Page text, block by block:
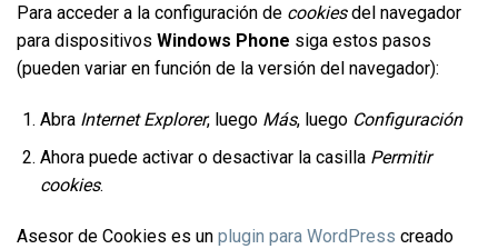
Para acceder a la configuración de cookiesdel navegador
para dispositivos Windows Phone siga estos pasos
(pueden variar en función de la versión del navegador):
Abra Internet Explorer, luego Más, luego Configuración
Ahora puede activar o desactivar la casilla Permitir
cookies.
Asesor de Cookies es un plugin para WordPress creado